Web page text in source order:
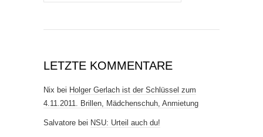
LETZTE KOMMENTARE
Nix bei Holger Gerlach ist der Schlüssel zum
4.11.2011. Brillen, Mädchenschuh, Anmietung
Salvatore bei NSU: Urteil auch du!